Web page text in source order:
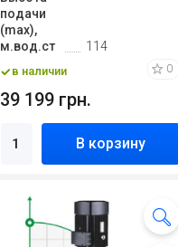
подачи
(max),
м.вод.ст
114
в наличии 0
39 199 грн.
В корзину